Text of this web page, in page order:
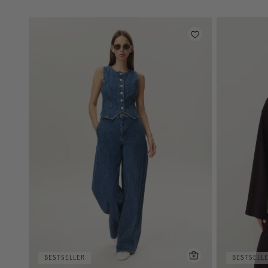
BESTSELLER